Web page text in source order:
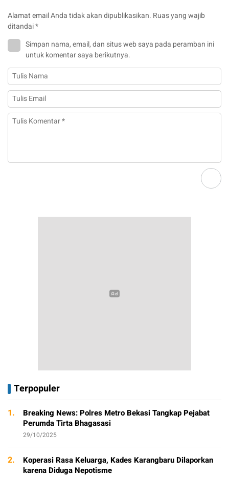
Alamat email Anda tidak akan dipublikasikan. Ruas yang wajib
ditandai*
Simpan nama, email, dan situs web saya pada peramban ini
untuk komentar saya berikutnya.
Terpopuler
1.
Breaking News: Polres Metro Bekasi Tangkap Pejabat
Perumda Tirta Bhagasasi
29/10/2025
2.
Koperasi Rasa Keluarga, Kades Karangbaru Dilaporkan
karena Diduga Nepotisme